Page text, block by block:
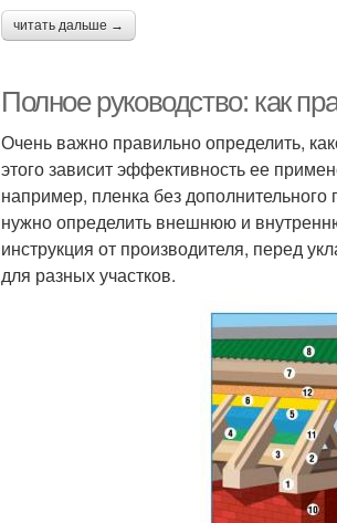
читать дальше →
Полное руководство: как
Очень важно правильно определить,
этого зависит эффективность ее
например, пленка без
нужно определить внешнюю и
инструкция от производителя, перед
для разных участков.